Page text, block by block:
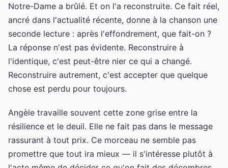
Notre-Dame a brûlé. Et on l'a reconstruite. Ce fait réel,
ancré dans l'actualité récente, donne à la chanson une
seconde lecture : après l'effondrement, que fait-on ?
La réponse n'est pas évidente. Reconstruire à
l'identique, c'est peut-être nier ce qui a changé.
Reconstruire autrement, c'est accepter que quelque
chose est perdu pour toujours.
Angèle travaille souvent cette zone grise entre la
résilience et le deuil. Elle ne fait pas dans le message
rassurant à tout prix. Ce morceau ne semble pas
promettre que tout ira mieux — il s'intéresse plutôt à